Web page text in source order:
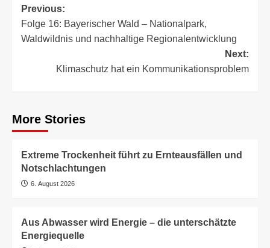
Post
navigation
Previous:
Folge 16: Bayerischer Wald – Nationalpark,
Waldwildnis und nachhaltige Regionalentwicklung
Next:
Klimaschutz hat ein Kommunikationsproblem
More Stories
Extreme Trockenheit führt zu Ernteausfällen und
Notschlachtungen
6. August 2026
Aus Abwasser wird Energie – die unterschätzte
Energiequelle